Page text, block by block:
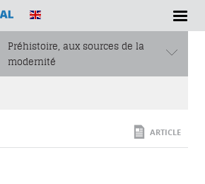
Préhistoire, aux sources de la
modernité
ARTICLE